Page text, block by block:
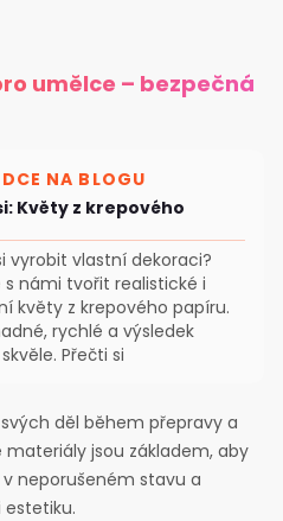
umělce – bezpečná
NA BLOGU
Květy z krepového
vyrobit vlastní dekoraci?
s námi tvořit realistické i
květy z krepového papíru.
rychlé a výsledek
Přečti si
děl během přepravy a
jsou základem, aby
neporušeném stavu a
estetiku.